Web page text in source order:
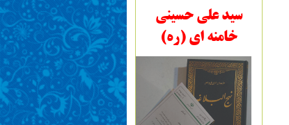
سید علی حسینی
خامنه ای (ره)